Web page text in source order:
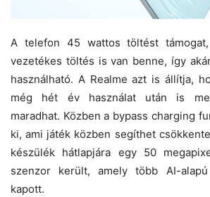
A telefon 45 wattos töltést
vezetékes töltés is van benne, így
használható. A Realme azt is állítja,
még hét év használat után is
maradhat. Közben a bypass charging
ki, ami játék közben segíthet
készülék hátlapjára egy 50
szenzor került, amely több AI-
kapott.